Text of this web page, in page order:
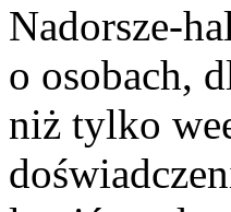
Nadorsze-
o osobach,
niż tylko